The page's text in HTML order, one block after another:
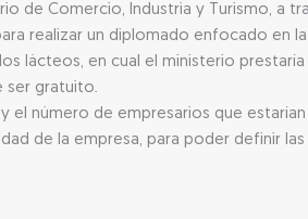
de Comercio, Industria y Turismo, a
realizar un diplomado enfocado en
lácteos, en cual el ministerio
ser gratuito.
el número de empresarios que
de la empresa, para poder definir